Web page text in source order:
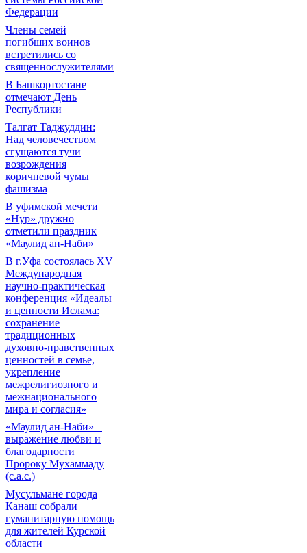
Федерации
Члены семей
погибших воинов
встретились со
священнослужителями
В Башкортостане
отмечают День
Республики
Талгат Таджуддин:
Над человечеством
сгущаются тучи
возрождения
коричневой чумы
фашизма
В уфимской мечети
«Нур» дружно
отметили праздник
«Маулид ан-Наби»
В г.Уфа состоялась XV
Международная
научно-практическая
конференция «Идеалы
и ценности Ислама:
сохранение
традиционных
духовно-нравственных
ценностей в семье,
укрепление
межрелигиозного и
межнационального
мира и согласия»
«Маулид ан-Наби» –
выражение любви и
благодарности
Пророку Мухаммаду
(с.а.с.)
Мусульмане города
Канаш собрали
гуманитарную помощь
для жителей Курской
области